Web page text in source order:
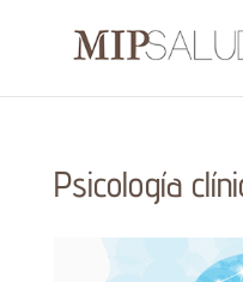
Psicología